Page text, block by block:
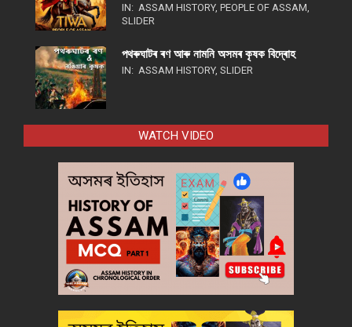
IN: ASSAM HISTORY, PEOPLE OF ASSAM,
SLIDER
পথ​ৰুঘাট​ৰ ৰণ আৰু নামনি অসম​ৰ কৃষক বিদ্ৰোহ​
IN: ASSAM HISTORY, SLIDER
WATCH VIDEO